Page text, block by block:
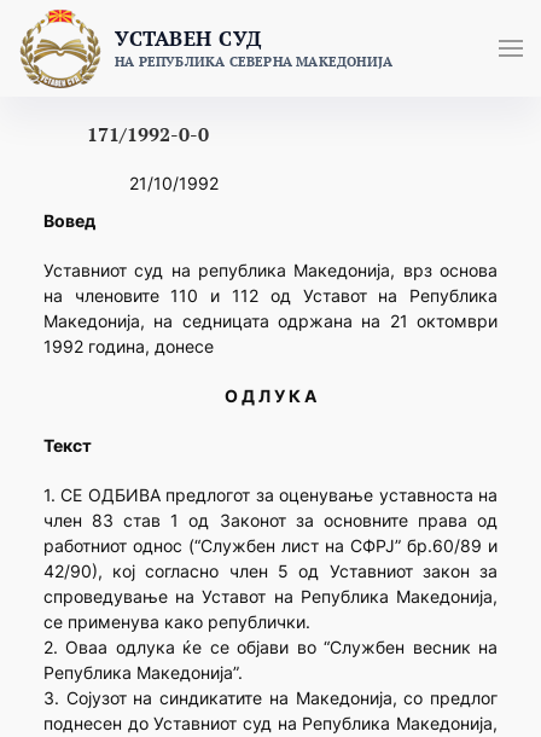
content
УСТАВЕН СУД
НА РЕПУБЛИКА СЕВЕРНА МАКЕДОНИЈА
171/1992-0-0
21/10/1992
Вовед
Уставниот суд на република Македонија, врз основа
на членовите 110 и 112 од Уставот на Република
Македонија, на седницата одржана на 21 октомври
1992 година, донесе
О Д Л У К А
Текст
1. СЕ ОДБИВА предлогот за оценување уставноста на
член 83 став 1 од Законот за основните права од
работниот однос (“Службен лист на СФРЈ” бр.60/89 и
42/90), кој согласно член 5 од Уставниот закон за
спроведување на Уставот на Република Македонија,
се применува како републички.
2. Оваа одлука ќе се објави во “Службен весник на
Република Македонија”.
3. Сојузот на синдикатите на Македонија, со предлог
поднесен до Уставниот суд на Република Македонија,